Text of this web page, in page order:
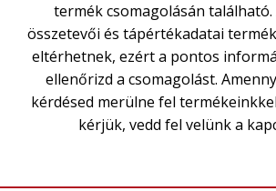
termék csomagolásán
összetevői és tápértékadatai
eltérhetnek, ezért a pontos
ellenőrizd a csomagolást.
kérdésed merülne fel
kérjük, vedd fel velünk a